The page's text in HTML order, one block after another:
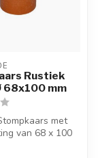
Rustiek
68x100 mm
met
van 68 x 100